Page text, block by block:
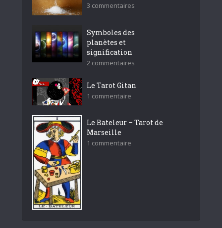
3 commentaires
Symboles des
planètes et
signification
2 commentaires
Le Tarot Gitan
1 commentaire
Le Bateleur – Tarot de
Marseille
1 commentaire